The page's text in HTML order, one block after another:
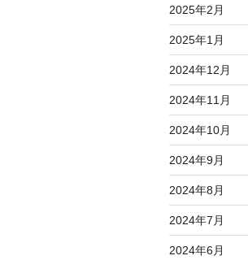
2025年2月
2025年1月
2024年12月
2024年11月
2024年10月
2024年9月
2024年8月
2024年7月
2024年6月